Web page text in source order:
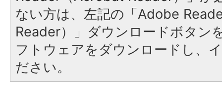
ない方は、左記の「Adobe
Reader）」ダウンロードボタン
フトウェアをダウンロードし、
ださい。